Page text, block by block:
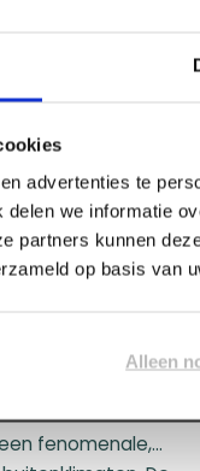
advertenties te
we informatie
partners kunnen
op basis van
Alleen
st/ds)
gevelschroef die
van composiet
essentiële
en perfect
op de specifieke
visueel
en
en
fenomenale,